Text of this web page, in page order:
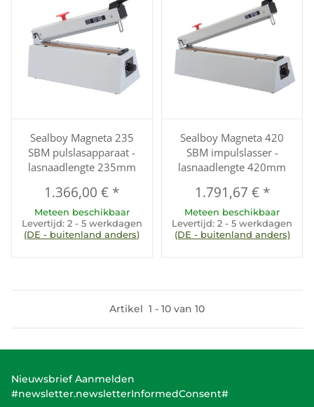
Sealboy Magneta 235
SBM pulslasapparaat -
lasnaadlengte 235mm
1.366,00 € *
Meteen beschikbaar
Levertijd: 2 - 5 werkdagen
(DE - buitenland anders)
Sealboy Magneta 420
SBM impulslasser -
lasnaadlengte 420mm
1.791,67 € *
Meteen beschikbaar
Levertijd:2 - 5 werkdagen
(DE - buitenland anders)
Artikel 1 - 10 van 10
Nieuwsbrief Aanmelden
#newsletter.newsletterInformedConsent#